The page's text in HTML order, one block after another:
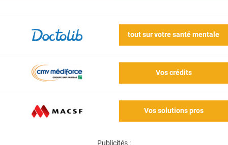
tout sur votre santé mentale
Vos crédits
Vos solutions pros
Publicités :